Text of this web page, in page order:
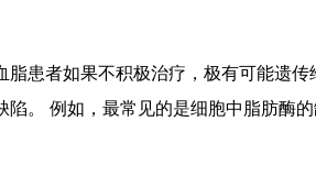
脂患者如果不积极治疗，极有可能遗
陷。 例如，最常见的是细胞中脂肪酶